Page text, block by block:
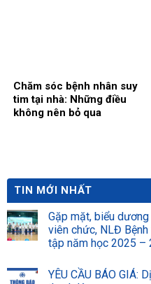
Chăm sóc bệnh nhân suy
tim tại nhà: Những điều
không nên bỏ qua
TIN MỚI NHẤT
Gặp mặt, biểu
viên chức, NLĐ
tập năm học 2025 –
YÊU CẦU BÁO GIÁ: